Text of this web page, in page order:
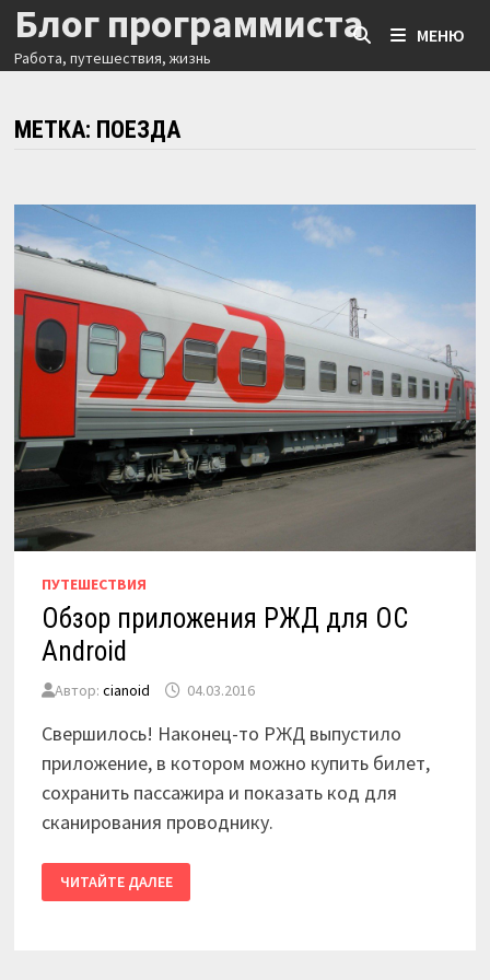
Перейти
содержимому
Блог программиста
Работа, путешествия, жизнь
МЕНЮ
МЕТКА: ПОЕЗДА
ПУТЕШЕСТВИЯ
Обзор приложения РЖД для ОС
Android
Автор: cianoid 04.03.2016
Свершилось! Наконец-то РЖД выпустило
приложение, в котором можно купить билет,
сохранить пассажира и показать код для
сканирования проводнику.
ОБЗОР
ПРИЛОЖЕНИЯ
РЖД
ЧИТАЙТЕ ДАЛЕЕ